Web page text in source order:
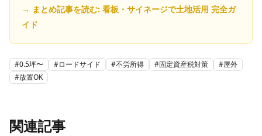
→ まとめ記事を読む: 看板・サイネージで土地活用 完全ガ
イド
#0.5坪〜 #ロードサイド #不労所得 #固定資産税対策 #屋外
#放置OK
関連記事